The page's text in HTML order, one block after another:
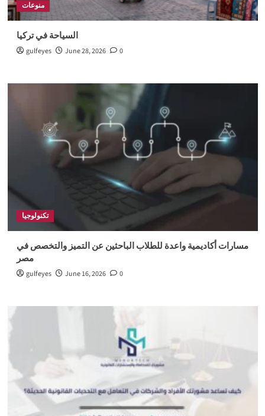
منوعات
السياحة في تركيا
gulfeyes June 28, 2026 0
تكنولوجيا
مسارات أكاديمية واعدة للطلاب الباحثين عن التميز والتخصص في
مصر
gulfeyes June 16, 2026 0